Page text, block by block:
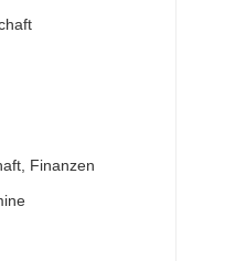
Finanzen